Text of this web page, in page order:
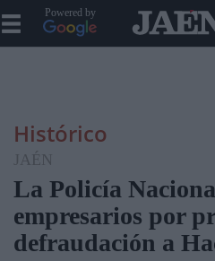
Powered by
Histórico
JAÉN
La Policía
empresarios por
defraudación a